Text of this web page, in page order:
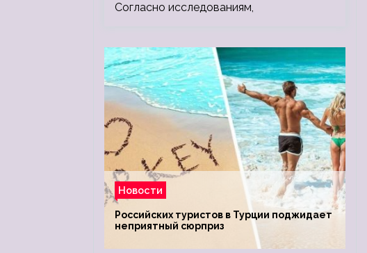
Согласно исследованиям,
Новости
Российских туристов в Турции поджидает
неприятный сюрприз